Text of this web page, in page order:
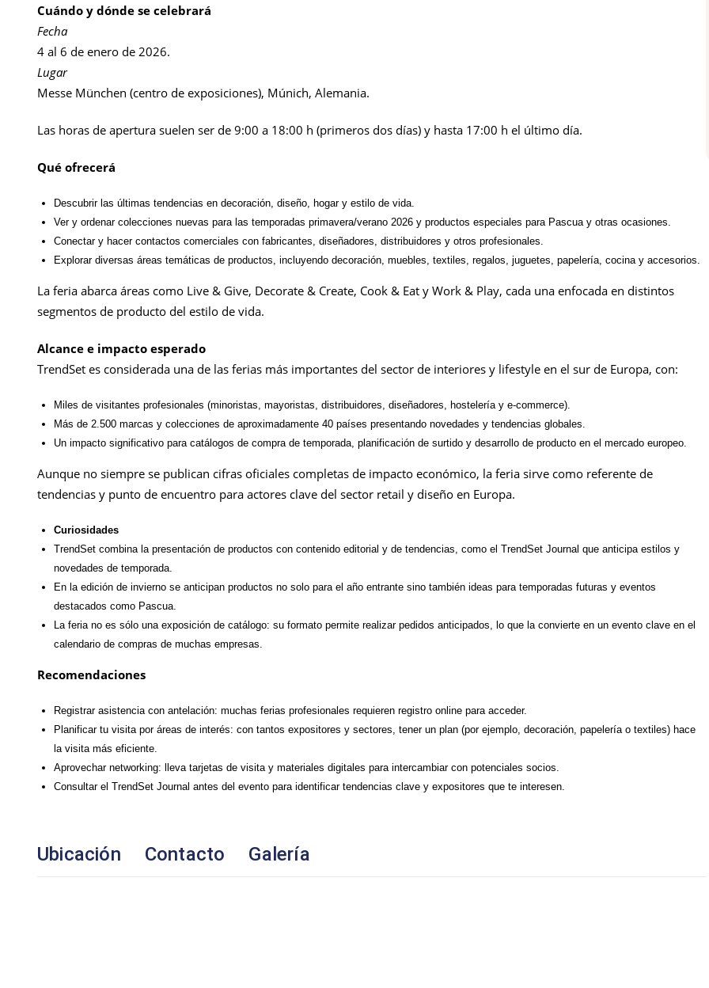
Cuándo y dónde se celebrará
Fecha
4 al 6 de enero de 2026.
Lugar
Messe München (centro de exposiciones), Múnich, Alemania.
Las horas de apertura suelen ser de 9:00 a 18:00 h (primeros dos días) y hasta 17:00 h el último día.
Qué ofrecerá
Descubrir las últimas tendencias en decoración, diseño, hogar y estilo de vida.
Ver y ordenar colecciones nuevas para las temporadas primavera/verano 2026 y productos especiales para Pascua y otras ocasiones.
Conectar y hacer contactos comerciales con fabricantes, diseñadores, distribuidores y otros profesionales.
Explorar diversas áreas temáticas de productos, incluyendo decoración, muebles, textiles, regalos, juguetes, papelería, cocina y accesorios.
La feria abarca áreas como Live & Give, Decorate & Create, Cook & Eat y Work & Play, cada una enfocada en distintos
segmentos de producto del estilo de vida.
Alcance e impacto esperado
TrendSet es considerada una de las ferias más importantes del sector de interiores y lifestyle en el sur de Europa, con:
Miles de visitantes profesionales (minoristas, mayoristas, distribuidores, diseñadores, hostelería y e-commerce).
Más de 2.500 marcas y colecciones de aproximadamente 40 países presentando novedades y tendencias globales.
Un impacto significativo para catálogos de compra de temporada, planificación de surtido y desarrollo de producto en el mercado europeo.
Aunque no siempre se publican cifras oficiales completas de impacto económico, la feria sirve como referente de
tendencias y punto de encuentro para actores clave del sector retail y diseño en Europa.
Curiosidades
TrendSet combina la presentación de productos con contenido editorial y de tendencias, como el TrendSet Journal que anticipa estilos y
novedades de temporada.
En la edición de invierno se anticipan productos no solo para el año entrante sino también ideas para temporadas futuras y eventos
destacados como Pascua.
La feria no es sólo una exposición de catálogo: su formato permite realizar pedidos anticipados, lo que la convierte en un evento clave en el
calendario de compras de muchas empresas.
Recomendaciones
Registrar asistencia con antelación: muchas ferias profesionales requieren registro online para acceder.
Planificar tu visita por áreas de interés: con tantos expositores y sectores, tener un plan (por ejemplo, decoración, papelería o textiles) hace
la visita más eficiente.
Aprovechar networking: lleva tarjetas de visita y materiales digitales para intercambiar con potenciales socios.
Consultar el TrendSet Journal antes del evento para identificar tendencias clave y expositores que te interesen.
Ubicación Contacto Galería